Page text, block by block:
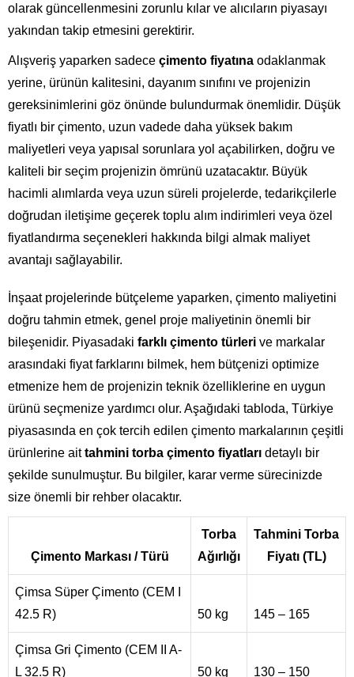
olarak güncellenmesini zorunlu kılar ve alıcıların piyasayı
yakından takip etmesini gerektirir.
Alışveriş yaparken sadece çimento fiyatına odaklanmak
yerine, ürünün kalitesini, dayanım sınıfını ve projenizin
gereksinimlerini göz önünde bulundurmak önemlidir. Düşük
fiyatlı bir çimento, uzun vadede daha yüksek bakım
maliyetleri veya yapısal sorunlara yol açabilirken, doğru ve
kaliteli bir seçim projenizin ömrünü uzatacaktır. Büyük
hacimli alımlarda veya uzun süreli projelerde, tedarikçilerle
doğrudan iletişime geçerek toplu alım indirimleri veya özel
fiyatlandırma seçenekleri hakkında bilgi almak maliyet
avantajı sağlayabilir.
İnşaat projelerinde bütçeleme yaparken, çimento maliyetini
doğru tahmin etmek, genel proje maliyetinin önemli bir
bileşenidir. Piyasadaki farklı çimento türleri ve markalar
arasındaki fiyat farklarını bilmek, hem bütçenizi optimize
etmenize hem de projenizin teknik özelliklerine en uygun
ürünü seçmenize yardımcı olur. Aşağıdaki tabloda, Türkiye
piyasasında en çok tercih edilen çimento markalarının çeşitli
ürünlerine aittahmini torba çimento fiyatları detaylı bir
şekilde sunulmuştur. Bu bilgiler, karar verme sürecinizde
size önemli bir rehber olacaktır.
Çimento Markası / Türü
Torba
Ağırlığı
Tahmini Torba
Fiyatı (TL)
Çimsa Süper Çimento (CEM I
42.5 R)
50 kg 145 – 165
Çimsa Gri Çimento (CEM II A-
L 32.5 R)
50 kg 130 – 150